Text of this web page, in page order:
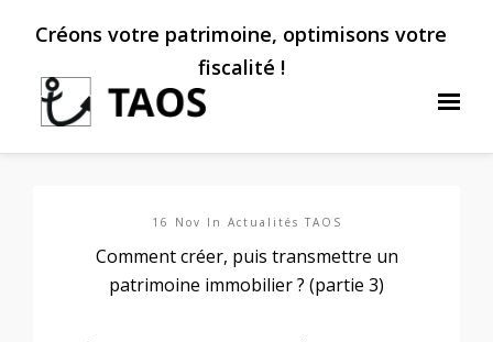
Créons votre patrimoine, optimisons votre
fiscalité !
16 Nov In Actualités TAOS
Comment créer, puis transmettre un
patrimoine immobilier ? (partie 3)